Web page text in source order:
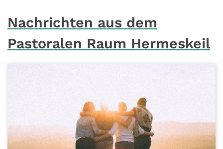
Nachrichten aus dem
Pastoralen Raum Hermeskeil